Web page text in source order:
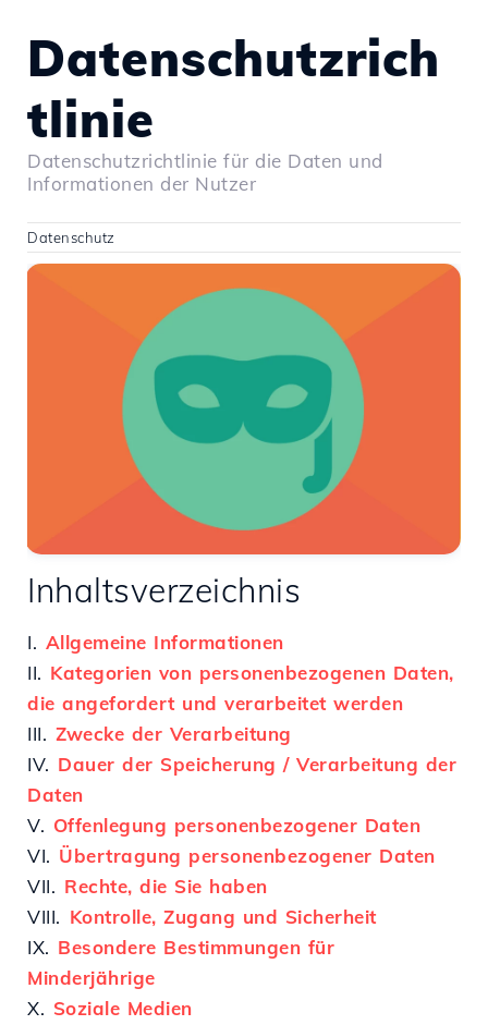
Datenschutzrich
tlinie
Datenschutzrichtlinie für die Daten und
Informationen der Nutzer
Datenschutz
Inhaltsverzeichnis
I. Allgemeine Informationen
II. Kategorien von personenbezogenen Daten,
die angefordert und verarbeitet werden
III. Zwecke der Verarbeitung
IV. Dauer der Speicherung / Verarbeitung der
Daten
V. Offenlegung personenbezogener Daten
VI. Übertragung personenbezogener Daten
VII. Rechte, die Sie haben
VIII. Kontrolle, Zugang und Sicherheit
IX. Besondere Bestimmungen für
Minderjährige
X. Soziale Medien